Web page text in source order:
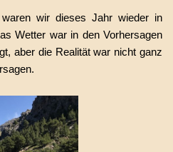
wir dieses Jahr wieder in
Wetter war in den Vorhersagen
aber die Realität war nicht ganz